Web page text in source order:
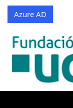
Azure AD